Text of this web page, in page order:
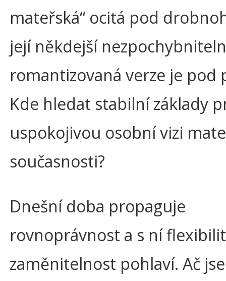
mateřská“ ocitá pod
její někdejší
romantizovaná verze je pod
Kde hledat stabilní základy
uspokojivou osobní vizi
současnosti?
Dnešní doba propaguje
rovnoprávnost a s ní
zaměnitelnost pohlaví. Ač